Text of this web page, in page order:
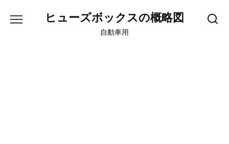
ヒューズボックスの概略図
自動車用